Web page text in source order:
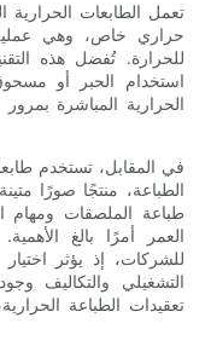
تعمل الطابعات
حراري خاص، وهي
للحرارة. تُفضل هذه
استخدام الحبر أو
الحرارية المباشرة
في المقابل، تستخدم
الطباعة، منتجًا صورًا
طباعة الملصقات ومهام
العمر أمرًا بالغ
للشركات، إذ يؤثر
التشغيلي والتكاليف
تعقيدات الطباعة